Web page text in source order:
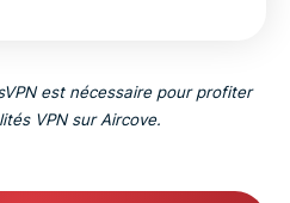
est nécessaire pour profiter
VPN sur Aircove.